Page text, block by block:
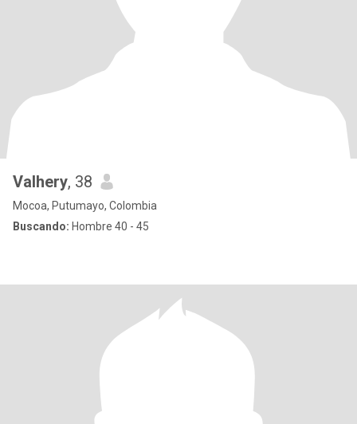
Valhery, 38
Mocoa, Putumayo, Colombia
Buscando: Hombre 40 - 45